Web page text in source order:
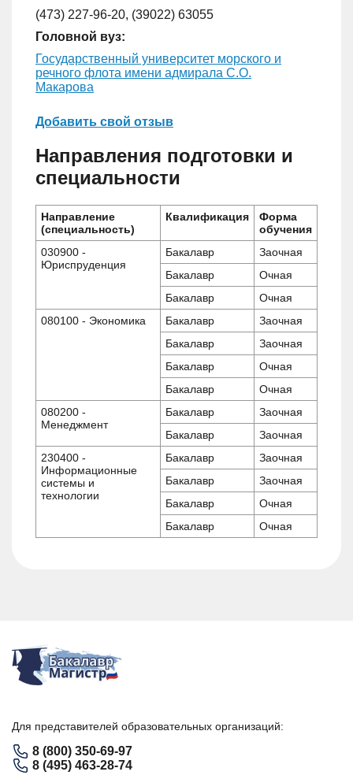
(473) 227-96-20, (39022) 63055
Головной вуз:
Государственный университет морского и
речного флота имени адмирала С.О.
Макарова
Добавить свой отзыв
Направления подготовки и
специальности
Направление
(специальность)
Квалификация
Форма
обучения
030900 -
Юриспруденция
Бакалавр
Заочная
Бакалавр
Очная
Бакалавр
Очная
080100 - Экономика
Бакалавр
Заочная
Бакалавр
Заочная
Бакалавр
Очная
Бакалавр
Очная
080200 -
Менеджмент
Бакалавр
Заочная
Бакалавр
Заочная
230400 -
Информационные
системы и
технологии
Бакалавр
Заочная
Бакалавр
Заочная
Бакалавр
Очная
Бакалавр
Очная
Для представителей образовательных организаций:
8 (800) 350-69-97
8 (495) 463-28-74